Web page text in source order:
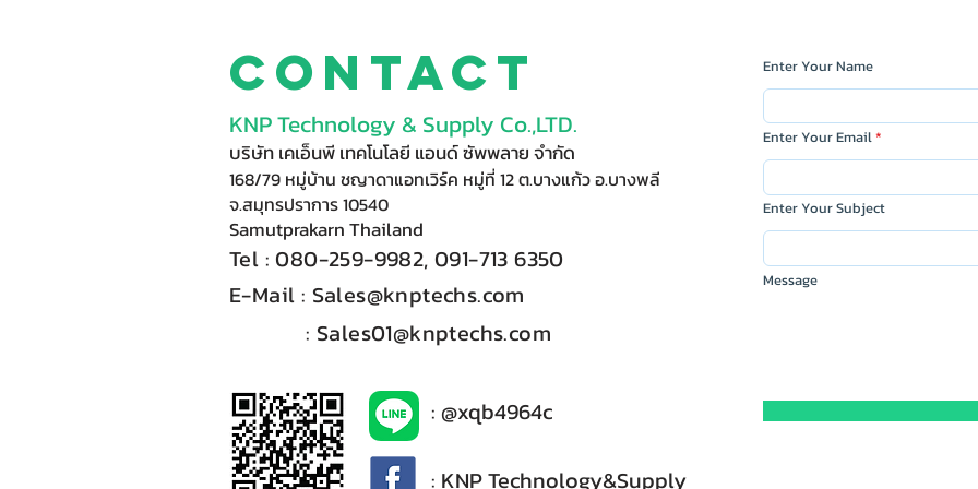
Contact
KNP Technology & Supply Co.,LTD.
บริษัท เคเอ็นพี เทคโนโลยี แอนด์ ซัพพลาย จำกัด
168/79 หมู่บ้าน ชญาดาแอทเวิร์ค หมู่ที่ 12 ต.บางแก้ว อ.บางพลี
จ.สมุทรปราการ 10540
Samutprakarn Thailand
Tel : 080-259-9982, 091-713 6350
E-Mail :​ Sales@knptechs.com
: Sales01@knptechs.com
Enter Your Name
Enter Your Email
Enter Your Subject
Message
: KNP Technology&Supply
: @xqb4964c